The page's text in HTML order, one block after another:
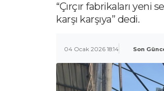
“Çırçır fabrikaları yeni
karşı karşıya” dedi.
04 Ocak 2026 18:14 Son